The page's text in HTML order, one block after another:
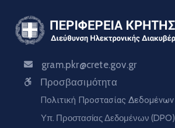
gram.pkr@crete.gov.gr
Προσβασιμότητα
Πολιτική Προστασίας Δεδομένων
Υπ. Προστασίας Δεδομένων (DPO)